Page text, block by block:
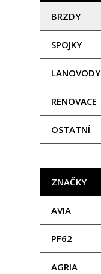
BRZDY
SPOJKY
LANOVODY
RENOVACE
OSTATNÍ
ZNAČKY
AVIA
PF62
AGRIA